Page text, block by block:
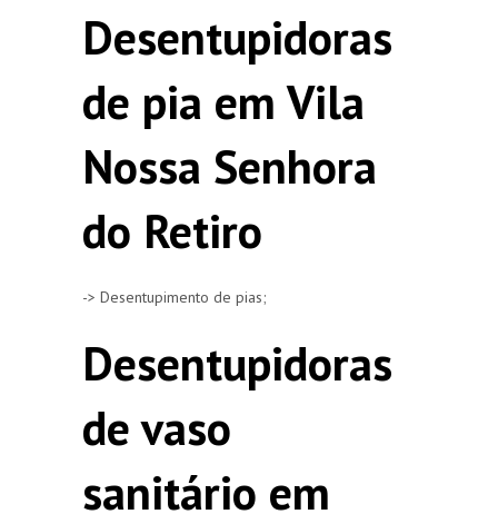
Desentupidoras
de pia em Vila
Nossa Senhora
do Retiro
-> Desentupimento de pias;
Desentupidoras
de vaso
sanitário em